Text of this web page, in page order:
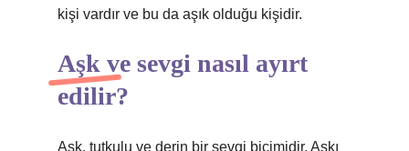
kişi vardır ve bu da aşık olduğu kişidir.
Aşk ve sevgi nasıl ayırt
edilir?
Aşk, tutkulu ve derin bir sevgi biçimidir. Aşkı